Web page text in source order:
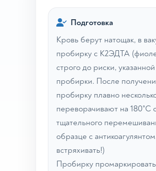
Подготовка
Кровь берут натощак, в
пробирку с К2ЭДТА
строго до риски, указанной
пробирки. После
пробирку плавно
переворачивают на 180˚С
тщательного
образце с
встряхивать!)
Пробирку